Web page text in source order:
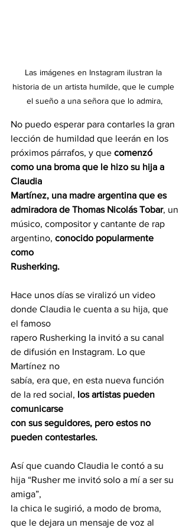
Las imágenes en Instagram ilustran la
historia de un artista humilde, que le cumple
el sueño a una señora que lo admira,
No puedo esperar para contarles la gran
lección de humildad que leerán en los
próximos párrafos, y que comenzó
como una broma que le hizo su hija a
Claudia
Martínez, una madre argentina que es
admiradora de Thomas Nicolás Tobar, un
músico, compositor y cantante de rap
argentino, conocido popularmente
como
Rusherking.
Hace unos días se viralizó un video
donde Claudia le cuenta a su hija, que
el famoso
rapero Rusherking la invitó a su canal
de difusión en Instagram. Lo que
Martínez no
sabía, era que, en esta nueva función
de la red social, los artistas pueden
comunicarse
con sus seguidores, pero estos no
pueden contestarles.
Así que cuando Claudia le contó a su
hija “Rusher me invitó solo a mí a ser su
amiga”,
la chica le sugirió, a modo de broma,
que le dejara un mensaje de voz al